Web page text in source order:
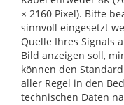
× 2160 Pixel). Bitte
sinnvoll eingesetzt
Quelle Ihres Signals
Bild anzeigen soll,
können den
aller Regel in den
technischen Daten